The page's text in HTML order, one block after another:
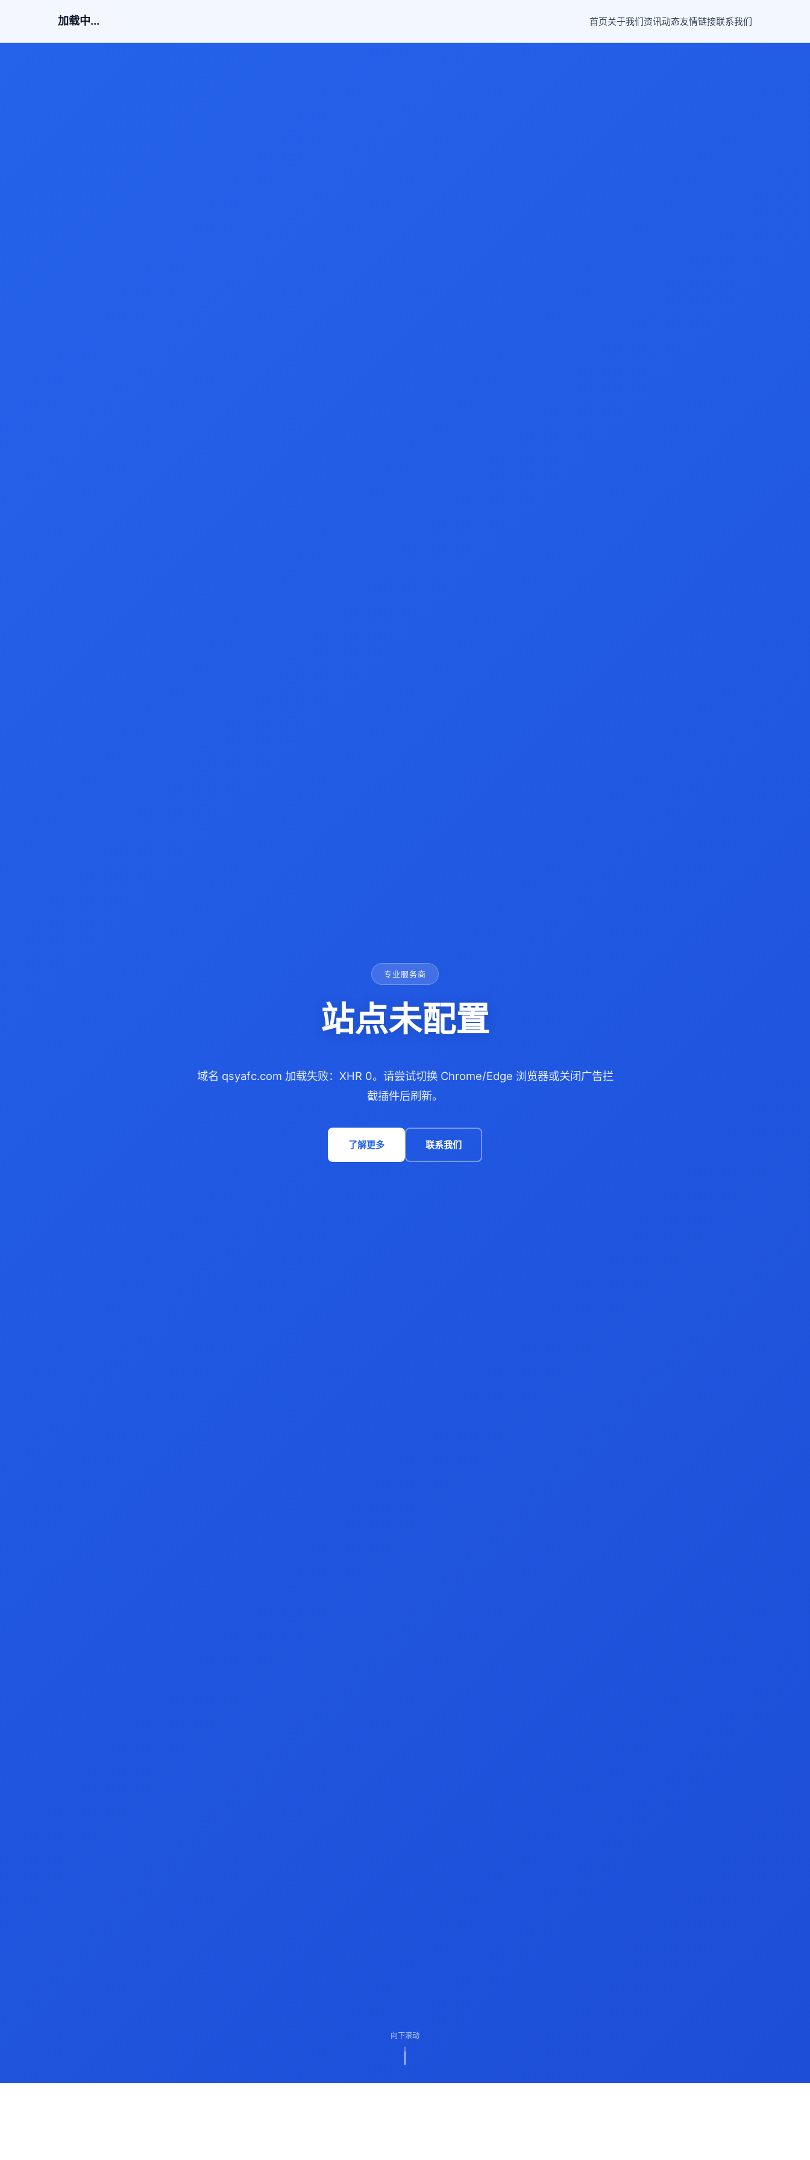
加载中... 首页关于我们资讯动态友情链接联系我们
专业服务商
站点未配置
域名 qsyafc.com 加载失败：XHR 0。请尝试切换 Chrome/Edge 浏览器或关闭广告拦
截插件后刷新。
了解更多 联系我们
向下滚动